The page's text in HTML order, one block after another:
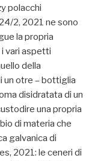
polacchi
2, 2021 ne sono
la propria
vari aspetti
della
un otre – bottiglia
disidratata di un
una propria
di materia che
galvanica di
2021: le ceneri di